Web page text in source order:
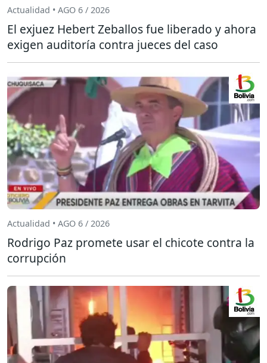
Actualidad • AGO 6 / 2026
El exjuez Hebert Zeballos fue liberado y ahora
exigen auditoría contra jueces del caso
Actualidad • AGO 6 / 2026
Rodrigo Paz promete usar el chicote contra la
corrupción